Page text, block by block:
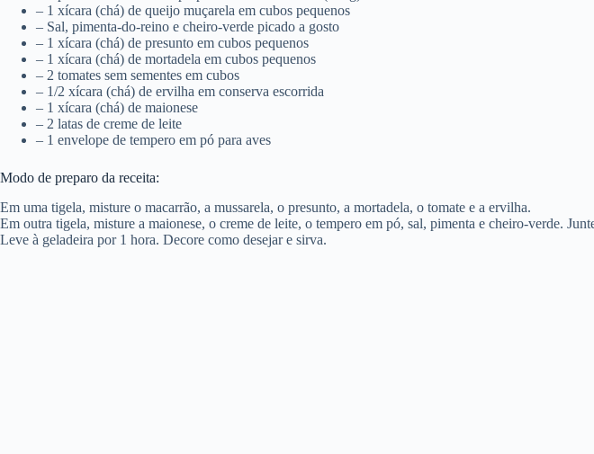
– 1 xícara (chá) de queijo muçarela em cubos pequenos
– Sal, pimenta-do-reino e cheiro-verde picado a gosto
– 1 xícara (chá) de presunto em cubos pequenos
– 1 xícara (chá) de mortadela em cubos pequenos
– 2 tomates sem sementes em cubos
– 1/2 xícara (chá) de ervilha em conserva escorrida
– 1 xícara (chá) de maionese
– 2 latas de creme de leite
– 1 envelope de tempero em pó para aves
Modo de preparo da receita:
Em uma tigela, misture o macarrão, a mussarela, o presunto, a mortadela, o tomate e a ervilha.
Em outra tigela, misture a maionese, o creme de leite, o tempero em pó, sal, pimenta e cheiro-verde.
Leve à geladeira por 1 hora. Decore como desejar e sirva.